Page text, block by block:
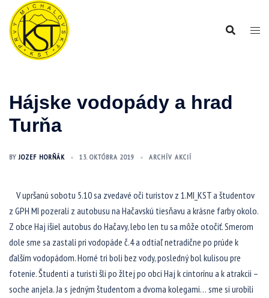
Preskočiť
obsah
Hájske vodopády a hrad
Turňa
BYJOZEF HORŇÁK 13. OKTÓBRA 2019 ARCHÍV AKCIÍ
V upršanú sobotu 5.10 sa zvedavé oči turistov z 1.MI_KST a študentov
z GPH MI pozerali z autobusu na Hačavskú tiesňavu a krásne farby okolo.
Z obce Haj išiel autobus do Hačavy, lebo len tu sa môže otočiť. Smerom
dole sme sa zastali pri vodopáde č.4 a odtiaľ netradične po prúde k
ďalším vodopádom. Horné tri boli bez vody, posledný bol kulisou pre
fotenie. Študenti a turisti šli po žltej po obci Haj k cintorínu a k atrakcii –
soche anjela. Ja s jedným študentom a dvoma kolegami… sme si urobili